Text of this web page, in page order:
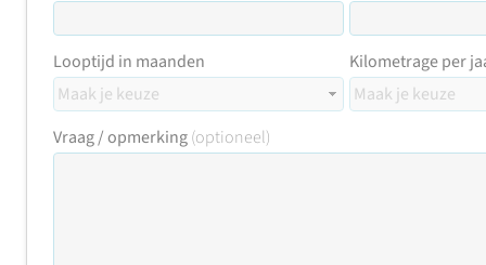
Looptijd in maanden Kilometrage per
Vraag / opmerking(optioneel)